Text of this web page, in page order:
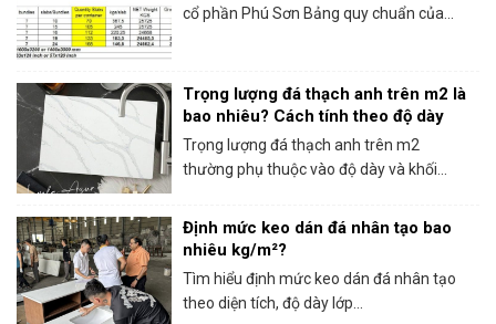
cổ phần Phú Sơn Bảng quy chuẩn của...
Trọng lượng đá thạch anh trên m2 là
bao nhiêu? Cách tính theo độ dày
Trọng lượng đá thạch anh trên m2
thường phụ thuộc vào độ dày và khối...
Định mức keo dán đá nhân tạo bao
nhiêu kg/m²?
Tìm hiểu định mức keo dán đá nhân tạo
theo diện tích, độ dày lớp...